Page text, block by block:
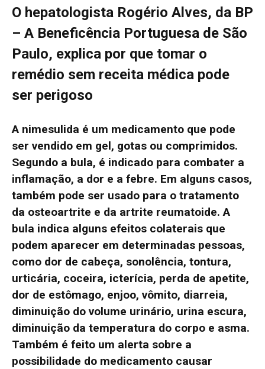
O hepatologista Rogério Alves, da BP
– A Beneficência Portuguesa de São
Paulo, explica por que tomar o
remédio sem receita médica pode
ser perigoso
A nimesulida é um medicamento que pode
ser vendido em gel, gotas ou comprimidos.
Segundo a bula, é indicado para combater a
inflamação, a dor e a febre. Em alguns casos,
também pode ser usado para o tratamento
da osteoartrite e da artrite reumatoide. A
bula indica alguns efeitos colaterais que
podem aparecer em determinadas pessoas,
como dor de cabeça, sonolência, tontura,
urticária, coceira, icterícia, perda de apetite,
dor de estômago, enjoo, vômito, diarreia,
diminuição do volume urinário, urina escura,
diminuição da temperatura do corpo e asma.
Também é feito um alerta sobre a
possibilidade do medicamento causar